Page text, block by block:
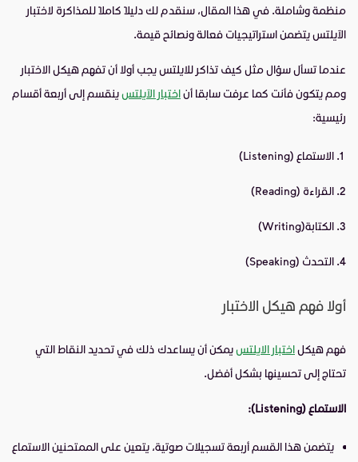
منظمة وشاملة. في هذا المقال، سنقدم لك دليلًا كاملاً للمذاكرة لاختبار
الآيلتس يتضمن استراتيجيات فعالة ونصائح قيمة.
عندما تسأل سؤال مثل كيف تذاكر للايلتس يجب أولا أن تفهم هيكل الاختبار
ومم يتكون فأنت كما عرفت سابقا أناختبار الآيلتسينقسم إلى أربعة أقسام
رئيسية:
الاستماع (Listening)
القراءة (Reading)
الكتابة(Writing)
التحدث (Speaking)
أولا فهم هيكل الاختبار
فهم هيكلاختبار الايلتسيمكن أن يساعدك ذلك في تحديد النقاط التي
تحتاج إلى تحسينها بشكل أفضل.
الاستماع (Listening):
يتضمن هذا القسم أربعة تسجيلات صوتية، يتعين على الممتحنين الاستماع